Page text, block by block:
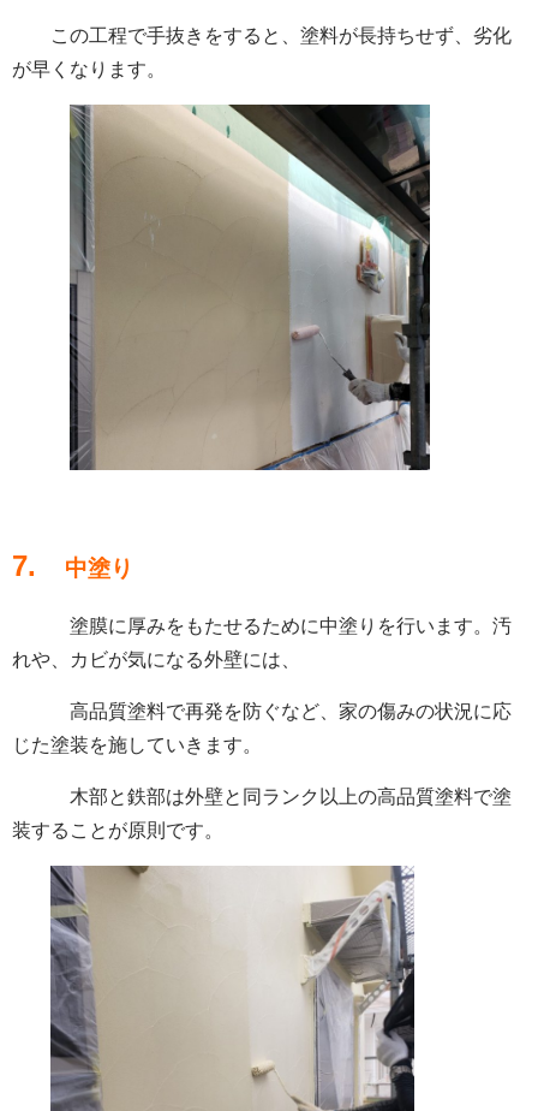
この工程で手抜きをすると、塗料が長持ちせず、劣化
が早くなります。
7. 中塗り
塗膜に厚みをもたせるために中塗りを行います。汚
れや、カビが気になる外壁には、
高品質塗料で再発を防ぐなど、家の傷みの状況に応
じた塗装を施していきます。
木部と鉄部は外壁と同ランク以上の高品質塗料で塗
装することが原則です。